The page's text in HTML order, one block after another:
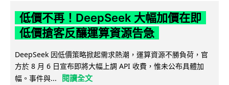
低價不再！DeepSeek 大幅加價在即
低價搶客反釀運算資源告急
DeepSeek 因低價策略掀起需求熱潮，運算資源不勝負荷，官
方於 8 月 6 日宣布即將大幅上調 API 收費，惟未公布具體加
幅。事件與...
閱讀全文